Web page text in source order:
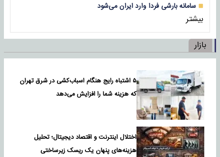
سامانه بارشی فردا وارد ایران می‌شود
بیشتر
بازار
۵ اشتباه رایج هنگام اسباب‌کشی در شرق تهران
که هزینه شما را افزایش می‌دهد
اختلال اینترنت و اقتصاد دیجیتال؛ تحلیل
هزینه‌های پنهان یک ریسک زیرساختی